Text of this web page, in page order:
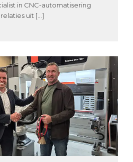
in CNC-automatisering
uit […]